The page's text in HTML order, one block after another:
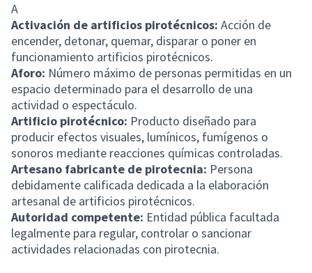
A
Activación de artificios pirotécnicos: Acción de
encender, detonar, quemar, disparar o poner en
funcionamiento artificios pirotécnicos.
Aforo: Número máximo de personas permitidas en un
espacio determinado para el desarrollo de una
actividad o espectáculo.
Artificio pirotécnico: Producto diseñado para
producir efectos visuales, lumínicos, fumígenos o
sonoros mediante reacciones químicas controladas.
Artesano fabricante de pirotecnia: Persona
debidamente calificada dedicada a la elaboración
artesanal de artificios pirotécnicos.
Autoridad competente: Entidad pública facultada
legalmente para regular, controlar o sancionar
actividades relacionadas con pirotecnia.